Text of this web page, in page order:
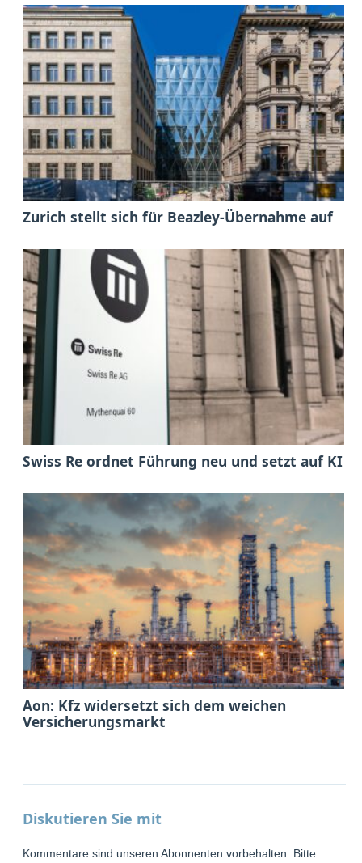
Zurich stellt sich für Beazley-Übernahme auf
Swiss Re ordnet Führung neu und setzt auf KI
Aon: Kfz widersetzt sich dem weichen
Versicherungsmarkt
Diskutieren Sie mit
Kommentare sind unseren Abonnenten vorbehalten. Bitte